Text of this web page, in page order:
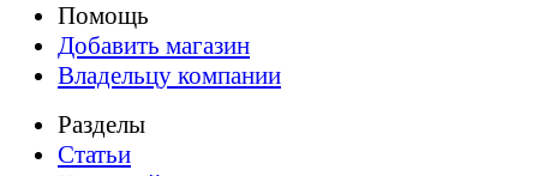
Помощь
Добавить магазин
Владельцу компании
Разделы
Статьи